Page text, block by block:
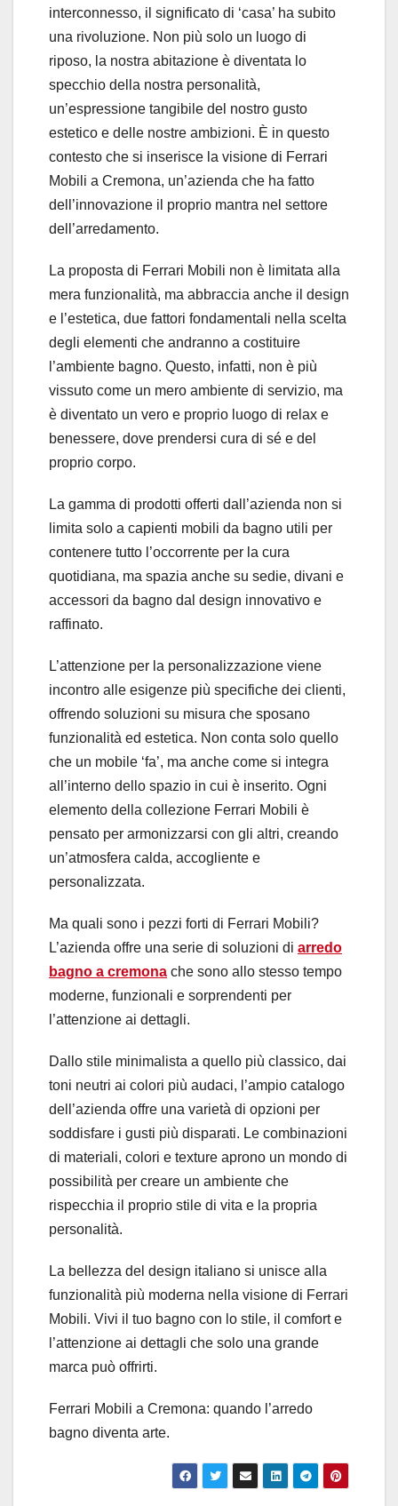
interconnesso, il significato di ‘casa’ ha subito
una rivoluzione. Non più solo un luogo di
riposo, la nostra abitazione è diventata lo
specchio della nostra personalità,
un’espressione tangibile del nostro gusto
estetico e delle nostre ambizioni. È in questo
contesto che si inserisce la visione di Ferrari
Mobili a Cremona, un’azienda che ha fatto
dell’innovazione il proprio mantra nel settore
dell’arredamento.
La proposta di Ferrari Mobili non è limitata alla
mera funzionalità, ma abbraccia anche il design
e l’estetica, due fattori fondamentali nella scelta
degli elementi che andranno a costituire
l’ambiente bagno. Questo, infatti, non è più
vissuto come un mero ambiente di servizio, ma
è diventato un vero e proprio luogo di relax e
benessere, dove prendersi cura di sé e del
proprio corpo.
La gamma di prodotti offerti dall’azienda non si
limita solo a capienti mobili da bagno utili per
contenere tutto l’occorrente per la cura
quotidiana, ma spazia anche su sedie, divani e
accessori da bagno dal design innovativo e
raffinato.
L’attenzione per la personalizzazione viene
incontro alle esigenze più specifiche dei clienti,
offrendo soluzioni su misura che sposano
funzionalità ed estetica. Non conta solo quello
che un mobile ‘fa’, ma anche come si integra
all’interno dello spazio in cui è inserito. Ogni
elemento della collezione Ferrari Mobili è
pensato per armonizzarsi con gli altri, creando
un’atmosfera calda, accogliente e
personalizzata.
Ma quali sono i pezzi forti di Ferrari Mobili?
L’azienda offre una serie di soluzioni di arredo
bagno a cremona che sono allo stesso tempo
moderne, funzionali e sorprendenti per
l’attenzione ai dettagli.
Dallo stile minimalista a quello più classico, dai
toni neutri ai colori più audaci, l’ampio catalogo
dell’azienda offre una varietà di opzioni per
soddisfare i gusti più disparati. Le combinazioni
di materiali, colori e texture aprono un mondo di
possibilità per creare un ambiente che
rispecchia il proprio stile di vita e la propria
personalità.
La bellezza del design italiano si unisce alla
funzionalità più moderna nella visione di Ferrari
Mobili. Vivi il tuo bagno con lo stile, il comfort e
l’attenzione ai dettagli che solo una grande
marca può offrirti.
Ferrari Mobili a Cremona: quando l’arredo
bagno diventa arte.